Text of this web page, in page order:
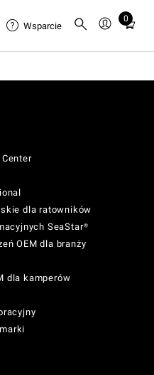
Wsparcie
0
Total
cart:
dla ratowników
SeaStar®
OEM dla branży
dla kamperów